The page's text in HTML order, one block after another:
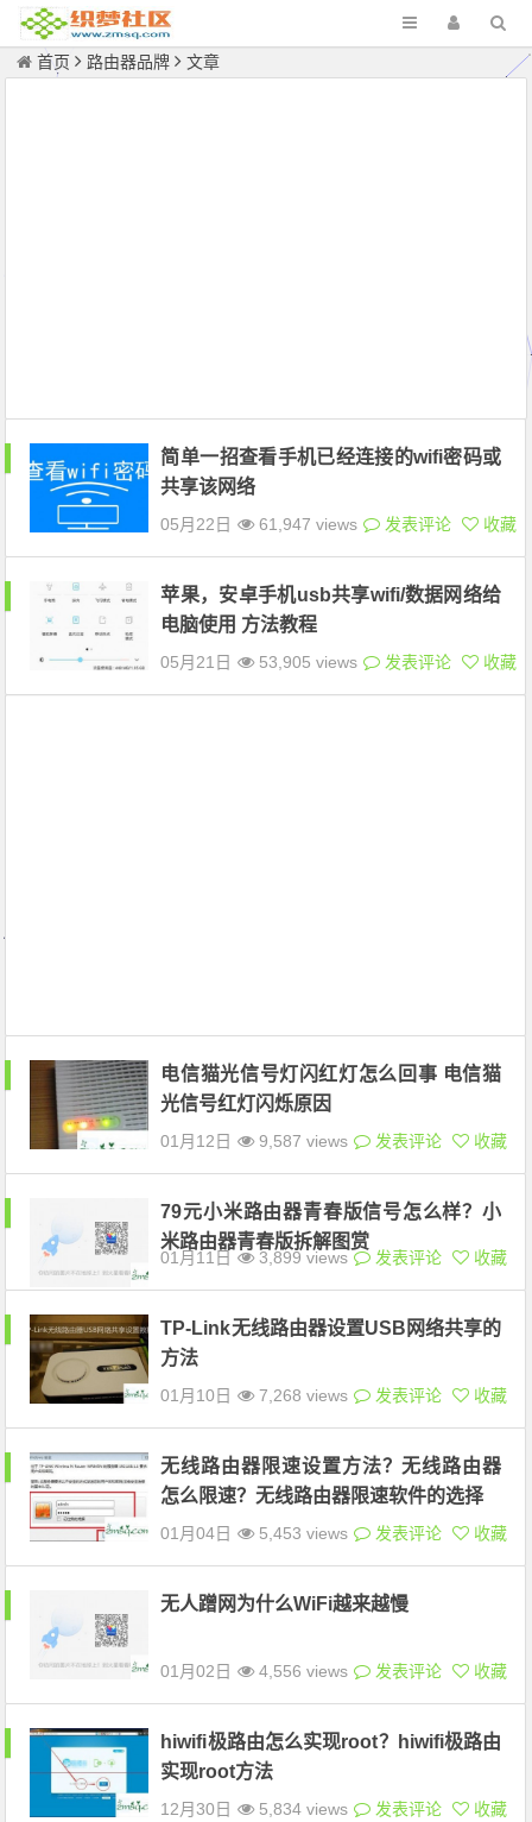
首页 路由器品牌 文章
简单一招查看手机已经连接的wifi密码或
共享该网络
05月22日 61,947 views 发表评论 收藏
苹果，安卓手机usb共享wifi/数据网络给
电脑使用 方法教程
05月21日 53,905 views 发表评论 收藏
电信猫光信号灯闪红灯怎么回事 电信猫
光信号红灯闪烁原因
01月12日 9,587 views 发表评论 收藏
79元小米路由器青春版信号怎么样？小
米路由器青春版拆解图赏
01月11日 3,899 views 发表评论 收藏
TP-Link无线路由器设置USB网络共享的
方法
01月10日 7,268 views 发表评论 收藏
无线路由器限速设置方法？无线路由器
怎么限速？无线路由器限速软件的选择
01月04日 5,453 views 发表评论 收藏
无人蹭网为什么WiFi越来越慢
01月02日 4,556 views 发表评论 收藏
hiwifi极路由怎么实现root？hiwifi极路由
实现root方法
12月30日 5,834 views 发表评论 收藏